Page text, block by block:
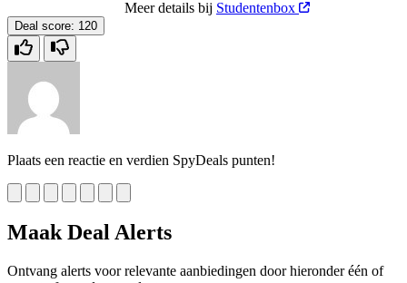
Meer details bij Studentenbox
Deal score: 120
Plaats een reactie en verdien SpyDeals punten!
Maak Deal Alerts
Ontvang alerts voor relevante aanbiedingen door hieronder één of